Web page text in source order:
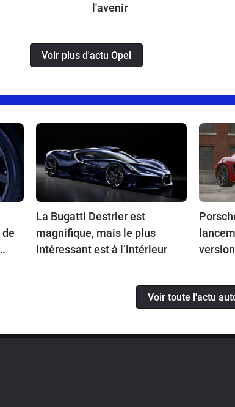
l'avenir
Voir plus d'actu Opel
La Bugatti Destrier est
magnifique, mais le plus
intéressant est à l’intérieur
Voir toute l'actu